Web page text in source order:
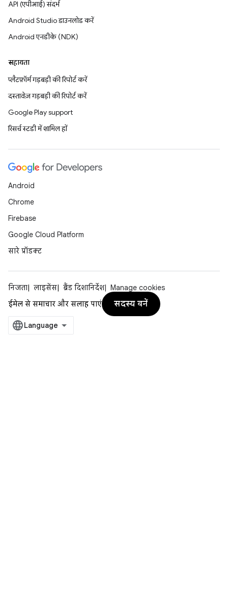
API (एपीआई) संदर्भ
Android Studio डाउनलोड करें
Android एनडीके (NDK)
सहायता
प्लैटफ़ॉर्म गड़बड़ी की रिपोर्ट करें
दस्तावेज़ गड़बड़ी की रिपोर्ट करें
Google Play support
रिसर्च स्टडी में शामिल हों
Android
Chrome
Firebase
Google Cloud Platform
सारे प्रॉडक्ट
निजता लाइसेंस ब्रैंड दिशानिर्देश
Manage cookies
ईमेल से समाचार और सलाह पाएं
सदस्य बनें